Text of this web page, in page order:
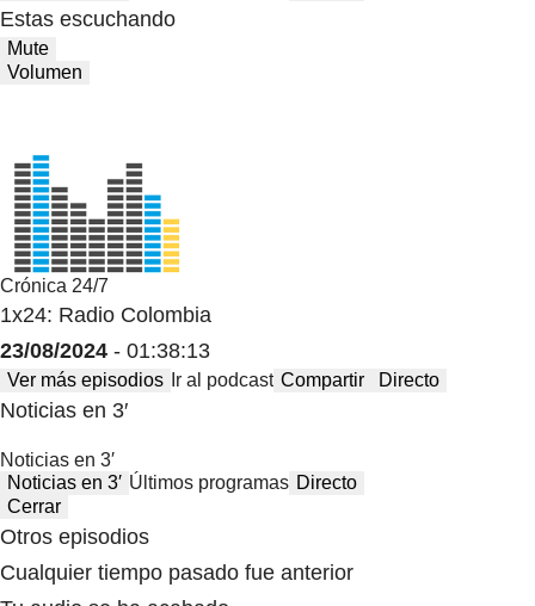
Estas escuchando
Mute
Volumen
Crónica 24/7
1x24: Radio Colombia
23/08/2024 - 01:38:13
Ver más episodios Ir al podcast Compartir Directo
Noticias en 3′
Noticias en 3′
Noticias en 3′ Últimos programas Directo
Cerrar
Otros episodios
Cualquier tiempo pasado fue anterior